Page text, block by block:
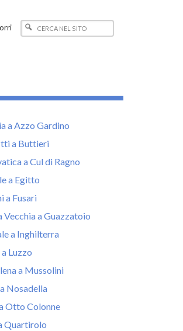
a Azzo Gardino
a Buttieri
a Cul di Ragno
a Egitto
a Fusari
Vecchia a Guazzatoio
a Inghilterra
Luzzo
a Mussolini
Nosadella
Otto Colonne
Quartirolo